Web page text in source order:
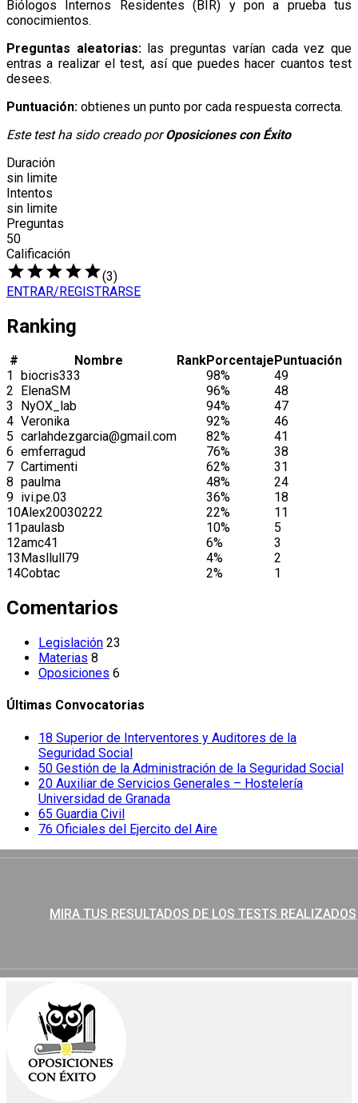
Biólogos Internos Residentes (BIR) y pon a prueba tus
conocimientos.
Preguntas aleatorias: las preguntas varían cada vez que
entras a realizar el test, así que puedes hacer cuantos test
desees.
Puntuación: obtienes un punto por cada respuesta correcta.
Este test ha sido creado porOposiciones con Éxito
Duración
sin limite
Intentos
sin limite
Preguntas
50
Calificación
gradegradegradegradegrade(3)
ENTRAR/REGISTRARSE
Ranking
# Nombre RankPorcentaje Puntuación
1
biocris333 98%
49
2
ElenaSM 96%
48
3
NyOX_lab 94%
47
4 Veronika 92%
46
5 carlahdezgarcia@gmail.com 82%
41
6 emferragud 76%
38
7 Cartimenti 62%
31
8 paulma 48%
24
9 ivi.pe.03 36%
18
10Alex20030222 22%
11
11paulasb 10%
5
12amc41 6%
3
13 Masllull79 4%
2
14Cobtac 2% 1
Comentarios
Legislación 23
Materias 8
Oposiciones 6
Últimas Convocatorias
18 Superior de Interventores y Auditores de la
Seguridad Social
50 Gestión de la Administración de la Seguridad Social
20 Auxiliar de Servicios Generales – Hostelería
Universidad de Granada
65 Guardia Civil
76 Oficiales del Ejercito del Aire
MIRA TUS RESULTADOS DE LOS TESTS REALIZADOS